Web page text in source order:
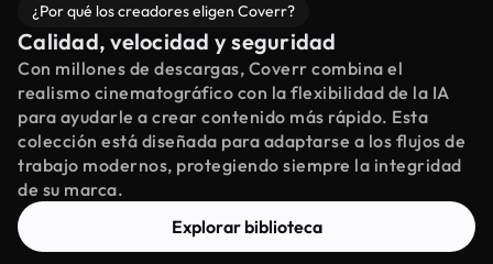
¿Por qué los creadores eligen Coverr?
Calidad, velocidad y seguridad
Con millones de descargas, Coverr combina el
realismo cinematográfico con la flexibilidad de la IA
para ayudarle a crear contenido más rápido. Esta
colección está diseñada para adaptarse a los flujos de
trabajo modernos, protegiendo siempre la integridad
de su marca.
Explorar biblioteca